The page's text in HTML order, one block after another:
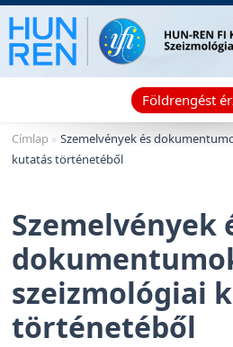
Skip
to
content
Földrengést
Címlap »Szemelvények és
kutatás történetéből
Szemelvények
szeizmológiai
történetéből